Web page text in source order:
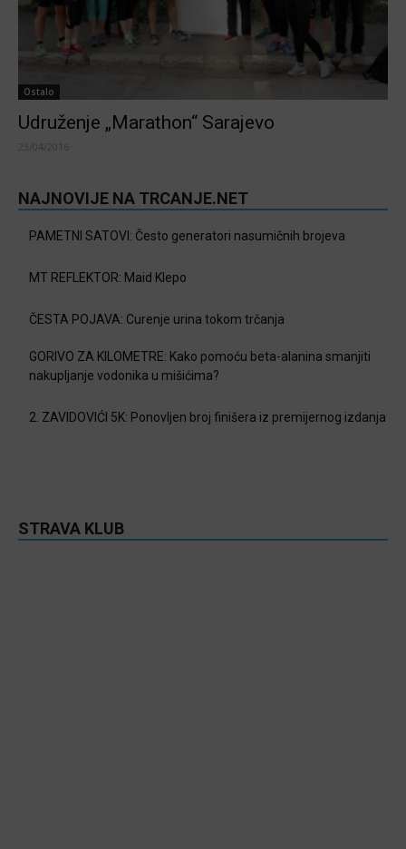
Ostalo
Udruženje „Marathon“ Sarajevo
23/04/2016
NAJNOVIJE NA TRCANJE.NET
PAMETNI SATOVI: Često generatori nasumičnih brojeva
MT REFLEKTOR: Maid Klepo
ČESTA POJAVA: Curenje urina tokom trčanja
GORIVO ZA KILOMETRE: Kako pomoću beta-alanina smanjiti
nakupljanje vodonika u mišićima?
2. ZAVIDOVIĆI 5K: Ponovljen broj finišera iz premijernog izdanja
STRAVA KLUB